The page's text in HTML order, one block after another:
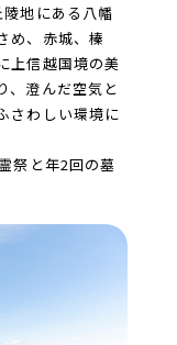
地にある八幡
め、赤城、榛
上信越国境の美
、澄んだ空気と
さわしい環境に
祭と年2回の墓